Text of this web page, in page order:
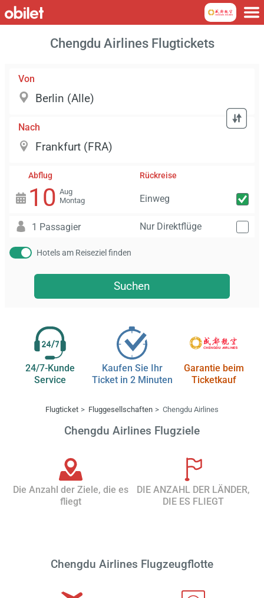
Chengdu Airlines Flugtickets
Von
Nach
Abflug
10 Aug
Montag
Rückreise
Einweg
1 Passagier Nur Direktflüge
Hotels am Reiseziel finden
Suchen
24/7-Kunde
Service
Kaufen Sie Ihr
Ticket in 2 Minuten
Garantie beim
Ticketkauf
Flugticket Fluggesellschaften Chengdu Airlines
Chengdu Airlines Flugziele
Die Anzahl der Ziele, die es
fliegt
DIE ANZAHL DER LÄNDER,
DIE ES FLIEGT
Chengdu Airlines Flugzeugflotte